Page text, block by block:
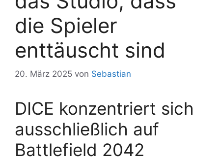
die Spieler
enttäuscht sind
20. März 2025 von Sebastian
DICE konzentriert sich
ausschließlich auf
Battlefield 2042